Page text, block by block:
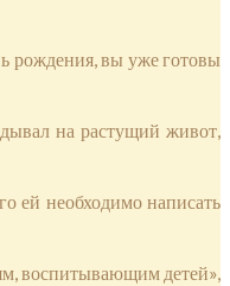
рождения, вы уже готовы
на растущий живот,
ей необходимо написать
воспитывающим детей»,